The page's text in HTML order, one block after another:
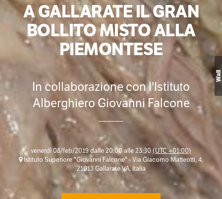
A GALLARATE IL GRAN
BOLLITO MISTO ALLA
PIEMONTESE
In collaborazione con l'Istituto
Alberghiero Giovanni Falcone
venerdì 08/feb/2019 dalle 20:00 alle 23:30 (UTC +01:00)
Istituto Superiore "Giovanni Falcone" - Via Giacomo Matteotti, 4,
21013 Gallarate VA, Italia
Wall